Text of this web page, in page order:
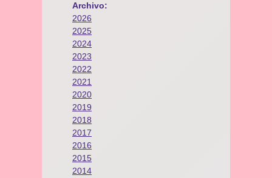
Archivo:
2026
2025
2024
2023
2022
2021
2020
2019
2018
2017
2016
2015
2014